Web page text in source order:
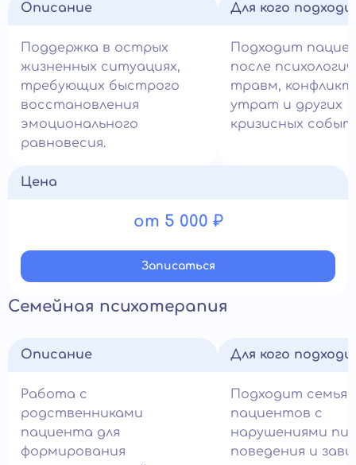
Описание
Поддержка в острых
жизненных ситуациях,
требующих быстрого
восстановления
эмоционального
равновесия.
Для кого
Подходит
после
травм,
утрат и других
кризисных
Цена
от 5 000 ₽
Записатьcя
Семейная психотерапия
Описание
Работа с
родственниками
пациента для
формирования
Для кого
Подходит
пациентов с
нарушениями
поведения и